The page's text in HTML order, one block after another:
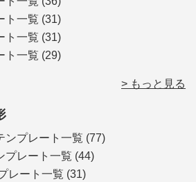
ト一覧 (31)
ト一覧 (31)
ト一覧 (29)
> もっと見る
ンプレート一覧 (77)
プレート一覧 (44)
レート一覧 (31)